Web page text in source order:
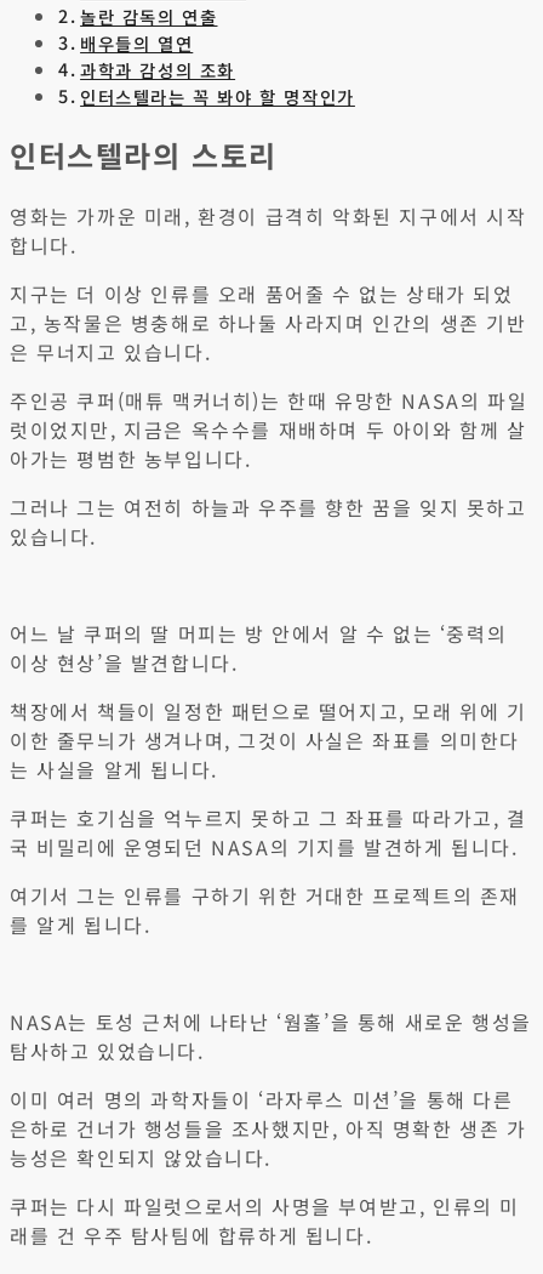
놀란 감독의 연출
배우들의 열연
과학과 감성의 조화
인터스텔라는 꼭 봐야 할 명작인가
인터스텔라의 스토리
영화는 가까운 미래, 환경이 급격히 악화된 지구에서 시작
합니다.
지구는 더 이상 인류를 오래 품어줄 수 없는 상태가 되었
고, 농작물은 병충해로 하나둘 사라지며 인간의 생존 기반
은 무너지고 있습니다.
주인공 쿠퍼(매튜 맥커너히)는 한때 유망한 NASA의 파일
럿이었지만, 지금은 옥수수를 재배하며 두 아이와 함께 살
아가는 평범한 농부입니다.
그러나 그는 여전히 하늘과 우주를 향한 꿈을 잊지 못하고
있습니다.
어느 날 쿠퍼의 딸 머피는 방 안에서 알 수 없는 ‘중력의
이상 현상’을 발견합니다.
책장에서 책들이 일정한 패턴으로 떨어지고, 모래 위에 기
이한 줄무늬가 생겨나며, 그것이 사실은 좌표를 의미한다
는 사실을 알게 됩니다.
쿠퍼는 호기심을 억누르지 못하고 그 좌표를 따라가고, 결
국 비밀리에 운영되던 NASA의 기지를 발견하게 됩니다.
여기서 그는 인류를 구하기 위한 거대한 프로젝트의 존재
를 알게 됩니다.
NASA는 토성 근처에 나타난 ‘웜홀’을 통해 새로운 행성을
탐사하고 있었습니다.
이미 여러 명의 과학자들이 ‘라자루스 미션’을 통해 다른
은하로 건너가 행성들을 조사했지만, 아직 명확한 생존 가
능성은 확인되지 않았습니다.
쿠퍼는 다시 파일럿으로서의 사명을 부여받고, 인류의 미
래를 건 우주 탐사팀에 합류하게 됩니다.